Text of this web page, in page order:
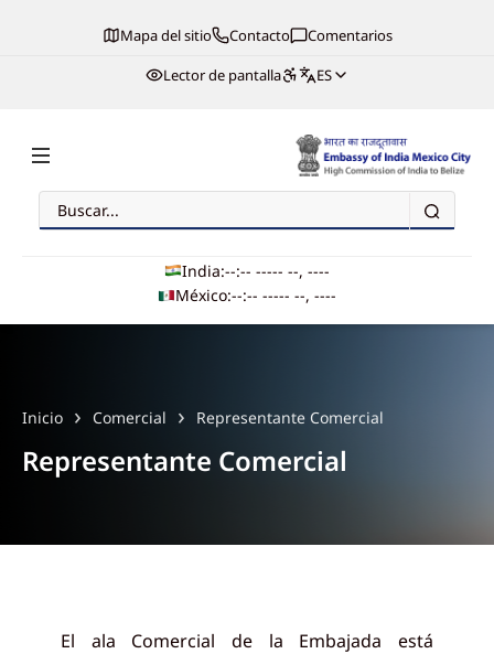
Mapa del sitio Contacto
Comentarios
Lector de pantalla
ES
Embassy of India, Mexico
Buscar
India:--:-- ----- --, ----
México:--:-- ----- --, ----
Main navigation
Inicio Comercial Representante Comercial
Representante Comercial
El ala Comercial de la Embajada está